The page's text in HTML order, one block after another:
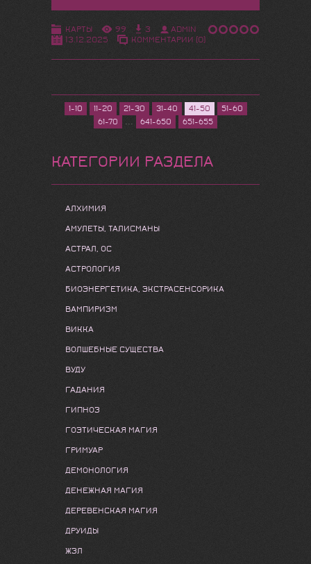
КАРТЫ 99 3
ADMIN
13.12.2025
КОММЕНТАРИИ (0)
1-10 11-20 21-30 31-40 41-50
51-60
61-70
... 641-650 651-655
КАТЕГОРИИ РАЗДЕЛА
АЛХИМИЯ
АМУЛЕТЫ, ТАЛИСМАНЫ
АСТРАЛ, ОС
АСТРОЛОГИЯ
БИОЭНЕРГЕТИКА, ЭКСТРАСЕНСОРИКА
ВАМПИРИЗМ
ВИККА
ВОЛШЕБНЫЕ СУЩЕСТВА
ВУДУ
ГАДАНИЯ
ГИПНОЗ
ГОЭТИЧЕСКАЯ МАГИЯ
ГРИМУАР
ДЕМОНОЛОГИЯ
ДЕНЕЖНАЯ МАГИЯ
ДЕРЕВЕНСКАЯ МАГИЯ
ДРУИДЫ
ЖЗЛ